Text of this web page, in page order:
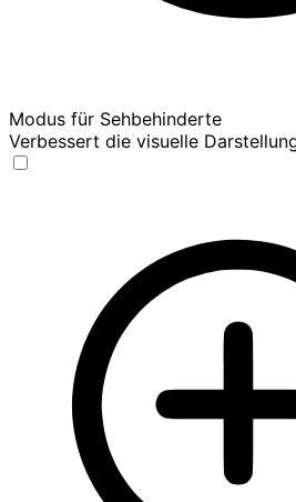
Modus für Sehbehinderte
Verbessert die visuelle